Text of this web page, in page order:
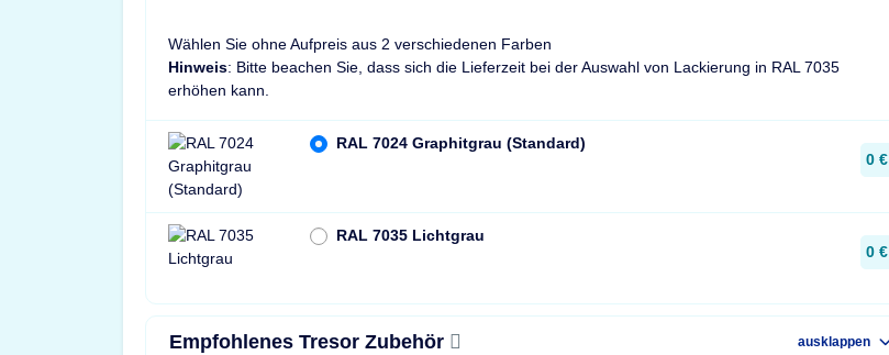
Wählen Sie ohne Aufpreis aus 2 verschiedenen Farben
Hinweis: Bitte beachen Sie, dass sich die Lieferzeit bei der Auswahl von Lackierung in RAL 7035
erhöhen kann.
RAL 7024 Graphitgrau (Standard)
0 €
RAL 7035 Lichtgrau
0 €
Empfohlenes Tresor Zubehör ausklappen